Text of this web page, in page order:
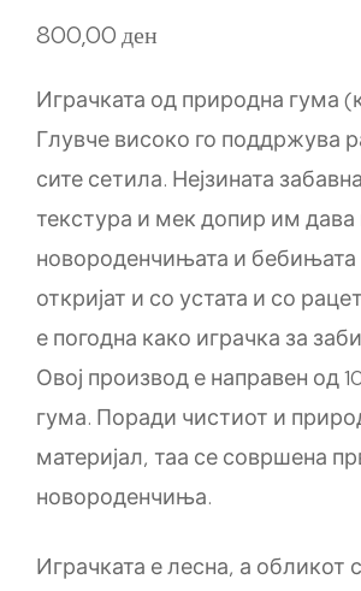
800,00ден
Играчката од природна гума
Глувче високо го поддржува
сите сетила. Нејзината
текстура и мек допир им дава
новороденчињата и бебињата
откријат и со устата и со
е погодна како играчка за
Овој производ е направен од
гума. Поради чистиот и
материјал, таа се совршена
новороденчиња.
Играчката е лесна, а обликот